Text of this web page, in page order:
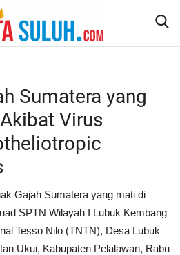
Sumatera yang
Virus
Gajah Sumatera yang mati di
SPTN Wilayah I Lubuk Kembang
Tesso Nilo (TNTN), Desa Lubuk
Ukui, Kabupaten Pelalawan, Rabu